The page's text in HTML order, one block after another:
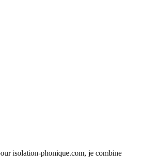
isolation-phonique.com, je combine